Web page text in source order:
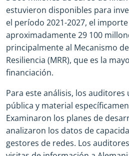
estuvieron disponibles para
el período 2021-2027, el
aproximadamente 29 100
principalmente al Mecanismo
Resiliencia (MRR), que es la
financiación.
Para este análisis, los
pública y material
Examinaron los planes de
analizaron los datos de
gestores de redes. Los